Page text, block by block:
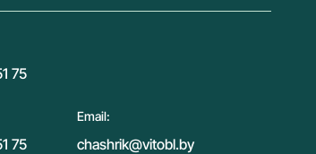
75
75
Email:
chashrik@vitobl.by